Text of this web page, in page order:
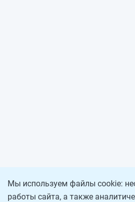
Мы используем файлы cookie:
работы сайта, а также